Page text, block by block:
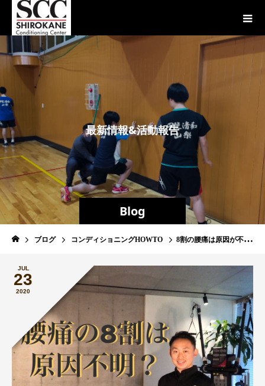
Blog
最新情報&活動報告
ブログ コンディショニングHOWTO 8割の腰痛は原因が不明は本当か？
JUL
23
2020